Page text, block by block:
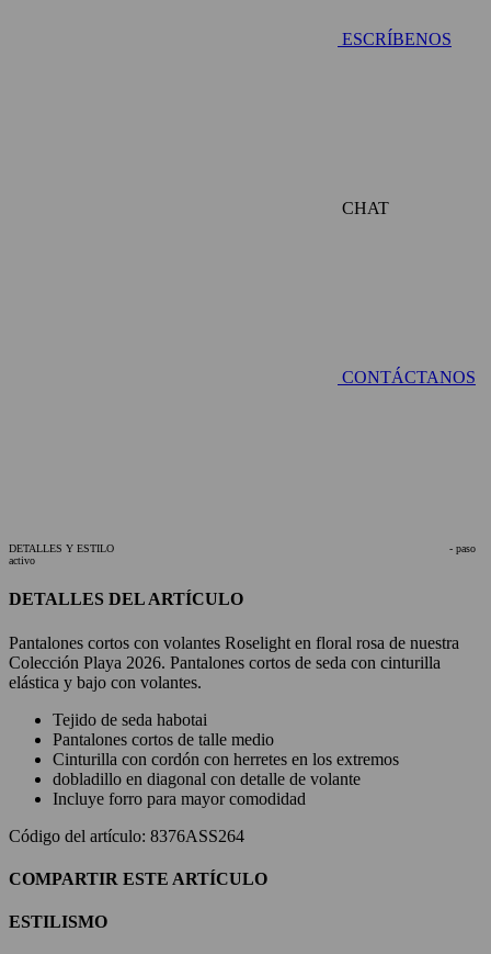
ESCRÍBENOS
CHAT
CONTÁCTANOS
DETALLES Y ESTILO
- paso
activo
DETALLES DEL ARTÍCULO
Pantalones cortos con volantes Roselight en floral rosa de nuestra
Colección Playa 2026. Pantalones cortos de seda con cinturilla
elástica y bajo con volantes.
Tejido de seda habotai
Pantalones cortos de talle medio
Cinturilla con cordón con herretes en los extremos
dobladillo en diagonal con detalle de volante
Incluye forro para mayor comodidad
Código del artículo: 8376ASS264
COMPARTIR ESTE ARTÍCULO
ESTILISMO